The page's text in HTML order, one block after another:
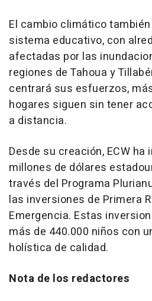
El cambio climático
sistema educativo, con
afectadas por las
regiones de Tahoua y
centrará sus esfuerzos,
hogares siguen sin tener
a distancia.
Desde su creación, ECW ha
millones de dólares
través del Programa
las inversiones de Primera
Emergencia. Estas
más de 440.000 niños con
holística de calidad.
Nota de los redactores